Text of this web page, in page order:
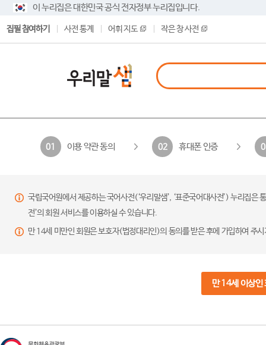
이 누리집은 대한민국 공식 전자정부 누리집입니다.
집필 참여하기 사전 통계 어휘 지도 작은 창 사전
01 이용 약관 동의 02 휴대폰 인증
국립국어원에서 제공하는 국어사전(‘우리말샘’, ‘표준국어대사전’) 누리집
전’의 회원 서비스를 이용하실 수 있습니다.
만 14세 미만인 회원은 보호자(법정대리인)의 동의를 받은 후에 가입하여 주
만 14세 이상인